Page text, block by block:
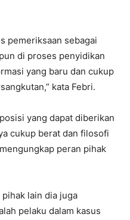
pemeriksaan sebagai
di proses penyidikan
yang baru dan cukup
kata Febri.
yang dapat diberikan
cukup berat dan filosofi
peran pihak
lain dia juga
pelaku dalam kasus